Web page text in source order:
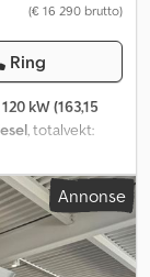
(€ 16 290 brutto)
Ring
120 kW (163,15
, totalvekt:
3 500
partikkelfilter,
Annonse